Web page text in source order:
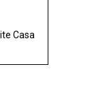
Casa